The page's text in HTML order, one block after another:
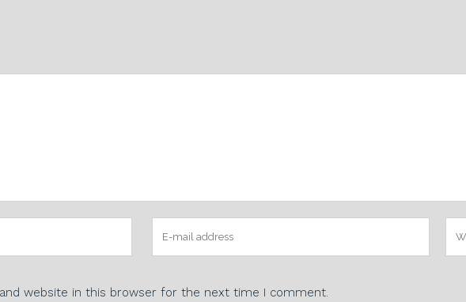
website in this browser for the next time I comment.